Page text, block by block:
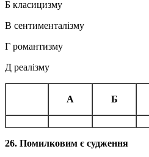
Б класицизму
В сентименталізму
Г романтизму
Д реалізму
А Б
26. Помилковим є судження